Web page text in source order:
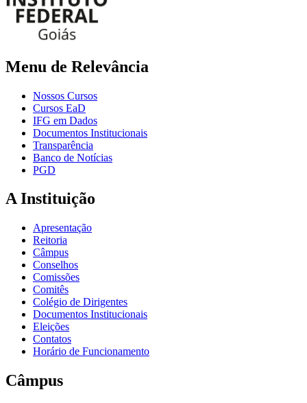
Menu de Relevância
Nossos Cursos
Cursos EaD
IFG em Dados
Documentos Institucionais
Transparência
Banco de Notícias
PGD
A Instituição
Apresentação
Reitoria
Câmpus
Conselhos
Comissões
Comitês
Colégio de Dirigentes
Documentos Institucionais
Eleições
Contatos
Horário de Funcionamento
Câmpus